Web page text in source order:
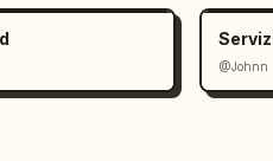
@Johnn